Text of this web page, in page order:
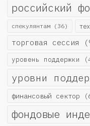
российский
спекулянтам (36)
торговая сессия
уровень поддержки
уровни
финансовый сектор
фондовые